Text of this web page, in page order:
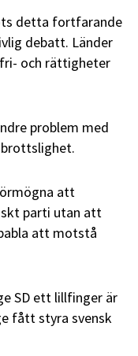
detta fortfarande
debatt. Länder
och rättigheter
problem med
att
parti utan att
att motstå
SD ett lillfinger är
fått styra svensk